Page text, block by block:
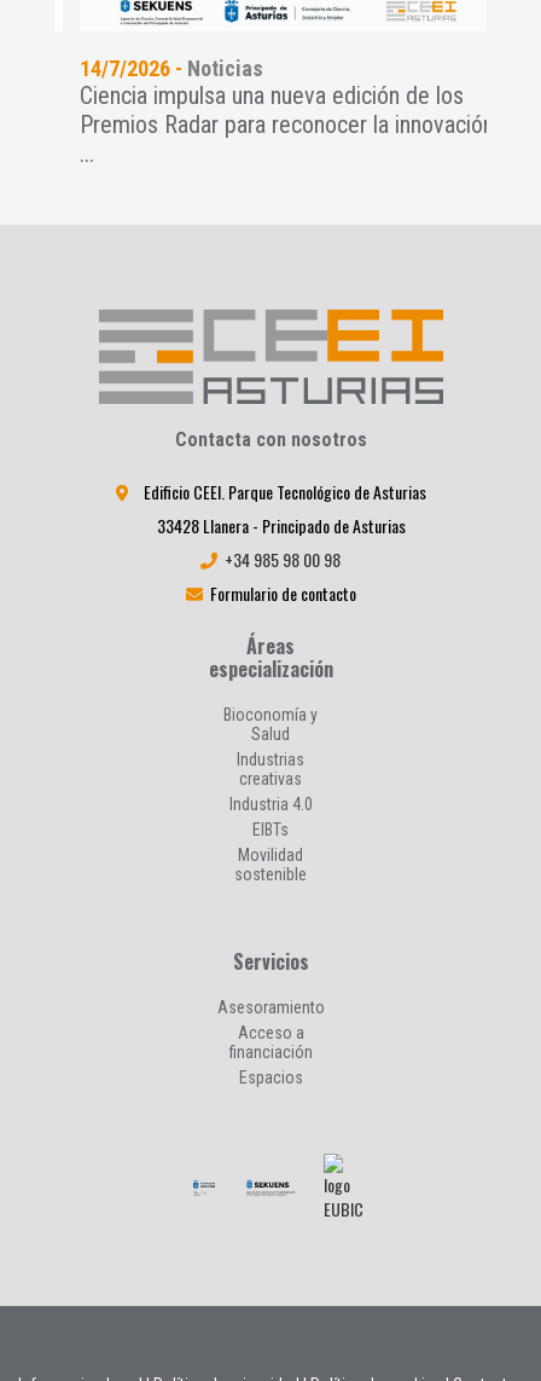
14/7/2026 - Noticias
Ciencia impulsa una nueva edición de los
Premios Radar para reconocer la innovación
Contacta con nosotros
Edificio CEEI. Parque Tecnológico de Asturias
33428 Llanera - Principado de Asturias
+34 985 98 00 98
Formulario de contacto
Áreas
especialización
Bioconomía y
Salud
Industrias
creativas
Industria 4.0
EIBTs
Movilidad
sostenible
Servicios
Asesoramiento
Acceso a
financiación
Espacios